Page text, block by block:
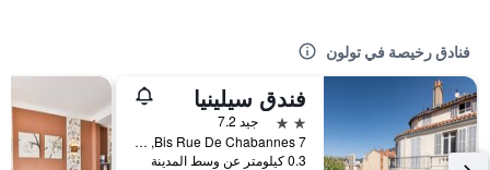
فنادق رخيصة في تولون
فندق سيلينيا
2 نجمتين
جيد 7.2
7 Bis Rue De Chabannes, تولون, إقليم فار, فرنسا
0.3 كيلومتر عن وسط المدينة